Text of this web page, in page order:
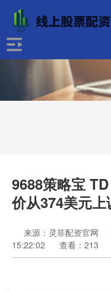
9688策略宝
价从374美元
来源：灵菲配资官网
15:22:02
查看：213